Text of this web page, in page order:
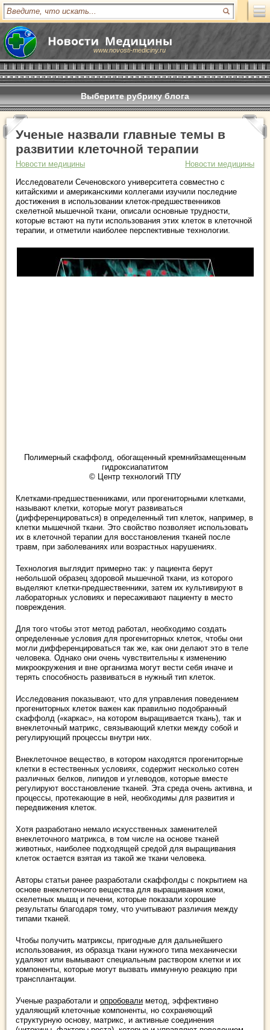
www.novosti-mediciny.ru
Выберите рубрику блога
Ученые назвали главные темы в
развитии клеточной терапии
Новости медицины
Новости медицины
Исследователи Сеченовского университета совместно с
китайскими и американскими коллегами изучили последние
достижения в использовании клеток-предшественников
скелетной мышечной ткани, описали основные трудности,
которые встают на пути использования этих клеток в клеточной
терапии, и отметили наиболее перспективные технологии.
Полимерный скаффолд, обогащенный кремнийзамещенным
гидроксиапатитом
© Центр технологий ТПУ
Клетками-предшественниками, или прогениторными клетками,
называют клетки, которые могут развиваться
(дифференцироваться) в определенный тип клеток, например, в
клетки мышечной ткани. Это свойство позволяет использовать
их в клеточной терапии для восстановления тканей после
травм, при заболеваниях или возрастных нарушениях.
Технология выглядит примерно так: у пациента берут
небольшой образец здоровой мышечной ткани, из которого
выделяют клетки-предшественники, затем их культивируют в
лабораторных условиях и пересаживают пациенту в место
повреждения.
Для того чтобы этот метод работал, необходимо создать
определенные условия для прогениторных клеток, чтобы они
могли дифференцироваться так же, как они делают это в теле
человека. Однако они очень чувствительны к изменению
микроокружения и вне организма могут вести себя иначе и
терять способность развиваться в нужный тип клеток.
Исследования показывают, что для управления поведением
прогениторных клеток важен как правильно подобранный
скаффолд («каркас», на котором выращивается ткань), так и
внеклеточный матрикс, связывающий клетки между собой и
регулирующий процессы внутри них.
Внеклеточное вещество, в котором находятся прогениторные
клетки в естественных условиях, содержит несколько сотен
различных белков, липидов и углеводов, которые вместе
регулируют восстановление тканей. Эта среда очень активна, и
процессы, протекающие в ней, необходимы для развития и
передвижения клеток.
Хотя разработано немало искусственных заменителей
внеклеточного матрикса, в том числе на основе тканей
животных, наиболее подходящей средой для выращивания
клеток остается взятая из такой же ткани человека.
Авторы статьи ранее разработали скаффолды с покрытием на
основе внеклеточного вещества для выращивания кожи,
скелетных мышц и печени, которые показали хорошие
результаты благодаря тому, что учитывают различия между
типами тканей.
Чтобы получить матриксы, пригодные для дальнейшего
использования, из образца ткани нужного типа механически
удаляют или вымывают специальным раствором клетки и их
компоненты, которые могут вызвать иммунную реакцию при
трансплантации.
Ученые разработали и опробовали метод, эффективно
удаляющий клеточные компоненты, но сохраняющий
структурную основу, матрикс, и активные соединения